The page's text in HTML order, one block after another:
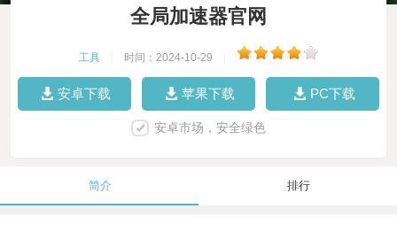
全局加速器官网
工具 时间：2024-10-29
安卓下载 苹果下载 PC下载
安卓市场，安全绿色
简介 排行